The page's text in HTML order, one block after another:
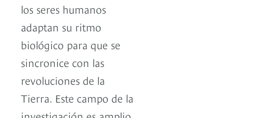
los seres humanos
adaptan su ritmo
biológico para que se
sincronice con las
revoluciones de la
Tierra. Este campo de la